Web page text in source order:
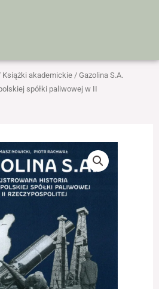
Książki akademickie / Gazolina S.A.
spółki paliwowej w II